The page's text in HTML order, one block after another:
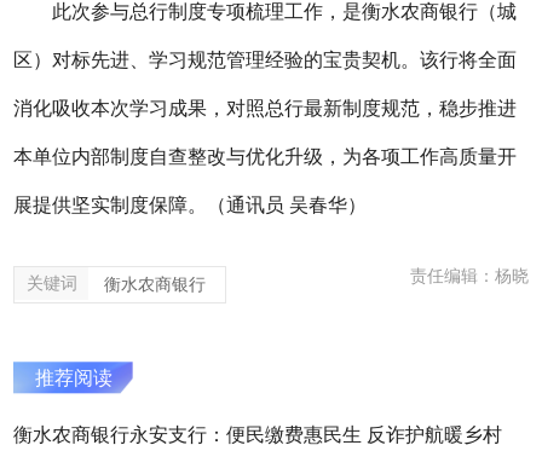
此次参与总行制度专项梳理工作，是衡水农商银行（城
区） 对标先进、学习规范管理经验的宝贵契机。该行将全面
消化吸收本次学习成果，对照总行最新制度规范，稳步推进
本单位内部制度自查整改与优化升级，为各项工作高质量开
展提供坚实制度保障。 （通讯员 吴春华）
关键词 衡水农商银行 责任编辑：杨晓
推荐阅读
衡水农商银行永安支行：便民缴费惠民生 反诈护航暖乡村